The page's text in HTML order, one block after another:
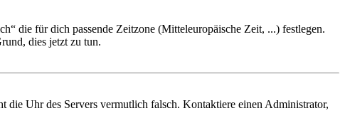
die für dich passende Zeitzone (Mitteleuropäische Zeit, ...) festlegen.
dies jetzt zu tun.
die Uhr des Servers vermutlich falsch. Kontaktiere einen Administrator,